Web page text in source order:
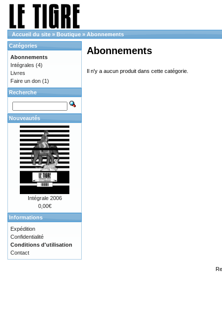
Accueil du site » Boutique » Abonnements
Abonnements
Il n'y a aucun produit dans cette catégorie.
Catégories
Abonnements
Intégrales (4)
Livres
Faire un don (1)
Recherche
Nouveautés
Intégrale 2006
0,00€
Informations
Expédition
Confidentialité
Conditions d'utilisation
Contact